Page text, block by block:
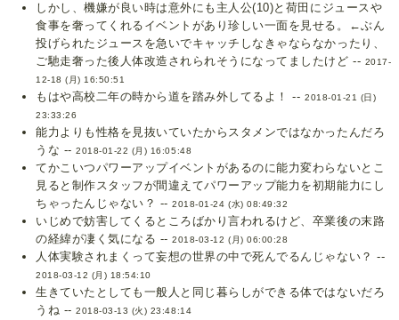
しかし、機嫌が良い時は意外にも主人公(10)と荷田にジュースや
食事を奢ってくれるイベントがあり珍しい一面を見せる。←ぶん
投げられたジュースを急いでキャッチしなきゃならなかったり、
ご馳走奢った後人体改造されられそうになってましたけど -- 2017-
12-18 (月) 16:50:51
もはや高校二年の時から道を踏み外してるよ！ -- 2018-01-21 (日)
23:33:26
能力よりも性格を見抜いていたからスタメンではなかったんだろ
うな --2018-01-22 (月) 16:05:48
てかこいつパワーアップイベントがあるのに能力変わらないとこ
見ると制作スタッフが間違えてパワーアップ能力を初期能力にし
ちゃったんじゃない？ --2018-01-24 (水) 08:49:32
いじめで妨害してくるところばかり言われるけど、卒業後の末路
の経緯が凄く気になる --2018-03-12 (月) 06:00:28
人体実験されまくって妄想の世界の中で死んでるんじゃない？ --
2018-03-12 (月) 18:54:10
生きていたとしても一般人と同じ暮らしができる体ではないだろ
うね --2018-03-13 (火) 23:48:14